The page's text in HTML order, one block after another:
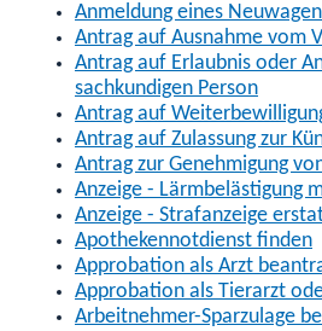
Anmeldung eines
Antrag auf Ausnahme vom
Antrag auf Erlaubnis oder
sachkundigen Person
Antrag auf
Antrag auf Zulassung zur
Antrag zur Genehmigung
Anzeige - Lärmbelästigung
Anzeige - Strafanzeige
Apothekennotdienst finden
Approbation als Arzt
Approbation als Tierarzt
Arbeitnehmer-Sparzulage